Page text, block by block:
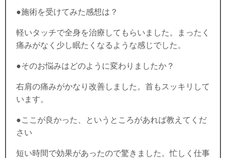
●施術を受けてみた感想は？
軽いタッチで全身を治療してもらいました。まったく
痛みがなく少し眠たくなるような感じでした。
●そのお悩みはどのように変わりましたか？
右肩の痛みがかなり改善しました。首もスッキリして
います。
●ここが良かった、というところがあれば教えてくだ
さい
短い時間で効果があったので驚きました。忙しく仕事